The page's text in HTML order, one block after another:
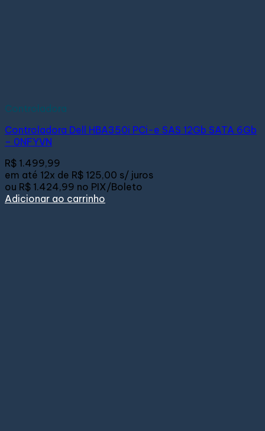
Controladora
Controladora Dell HBA350i PCi-e SAS 12Gb SATA 6Gb
– 0NFYVN
R$ 1.499,99
em até 12x de R$ 125,00 s/ juros
ou R$ 1.424,99 no PIX/Boleto
Adicionar ao carrinho